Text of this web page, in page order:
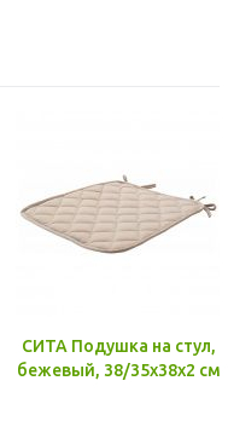
СИТА Подушка на стул,
бежевый, 38/35x38x2 см